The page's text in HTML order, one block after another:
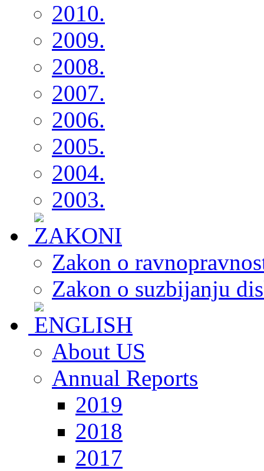
2010.
2009.
2008.
2007.
2006.
2005.
2004.
2003.
Zakon o
Zakon o suzbijanju
About US
Annual Reports
2019
2018
2017